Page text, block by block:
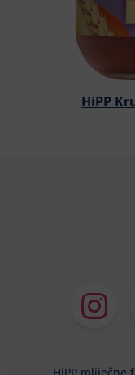
HiPP